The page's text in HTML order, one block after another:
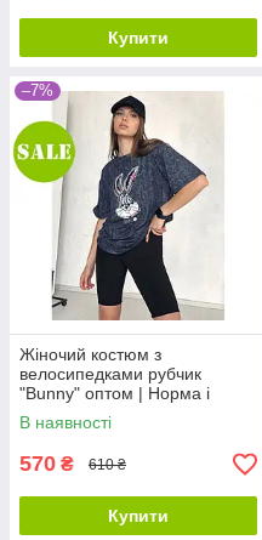
Купити
–7%
Жіночий костюм з
велосипедками рубчик
"Bunny" оптом | Норма і
батал| Розпродаж моделі
В наявності
570 ₴ 610 ₴
Купити